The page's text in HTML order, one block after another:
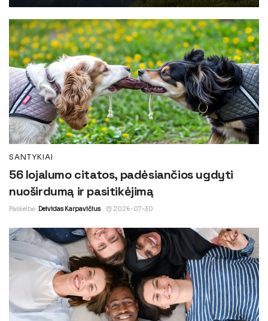
SANTYKIAI
56 lojalumo citatos, padėsiančios ugdyti
nuoširdumą ir pasitikėjimą
Paskelbė Deividas Karpavičius 2026-07-30